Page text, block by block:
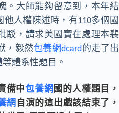
。 大師能夠留意到，本年結
人權陳述時，有110多個國
駁，請求美國實在處理本裴
，毅然包養網dcard的走了出
體系性題目。
備中包養網 國的人權題目，
網 自演的這出戲該結束了，